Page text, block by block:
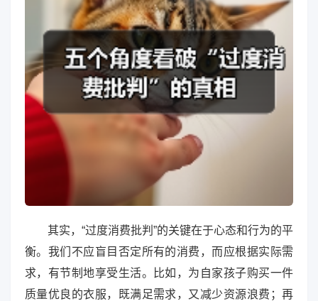
其实，“过度消费批判”的关键在于心态和行为的平
衡。我们不应盲目否定所有的消费，而应根据实际需
求，有节制地享受生活。比如，为自家孩子购买一件
质量优良的衣服，既满足需求，又减少资源浪费；再